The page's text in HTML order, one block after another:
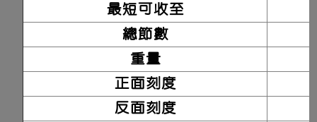
最短可收至
總節數
重量
正面刻度
反面刻度